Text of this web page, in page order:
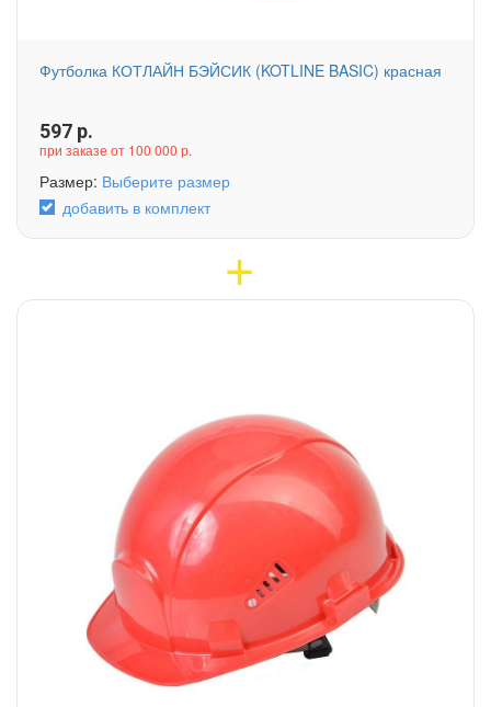
Футболка КОТЛАЙН БЭЙСИК (KOTLINE BASIC) красная
597 р.
при заказе от 100 000 р.
Размер: Выберите размер
добавить в комплект